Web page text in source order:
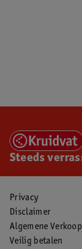
Steeds
Privacy
Disclaimer
Algemene
Veilig betalen